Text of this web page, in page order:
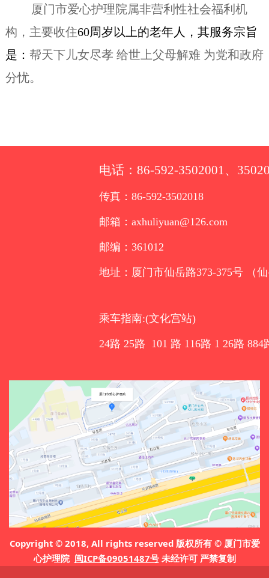
厦门市爱心护理院属非营利性社会福利机
构，主要收住60周岁以上的老年人，其服务宗旨
是： 帮天下儿女尽孝 给世上父母解难 为党和政府
分忧。
电话：86-592-3502001、
传真：86-592-3502018
邮箱：axhuliyuan@126.com
邮编：361012
地址：厦门市仙岳路373-375号 （
乘车指南:(文化宫站)
24路 25路 101 路 116路 1 26路 884
Copyright © 2018, All rights reserved 版权所有 © 厦门市爱
心护理院 闽ICP备09051487号未经许可 严禁复制